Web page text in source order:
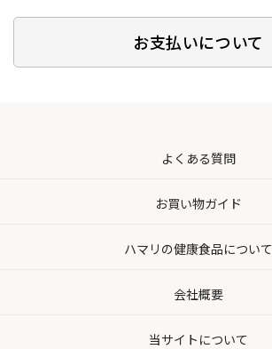
お支払いについて
よくある質問
お買い物ガイド
ハマリの健康食品について
会社概要
当サイトについて